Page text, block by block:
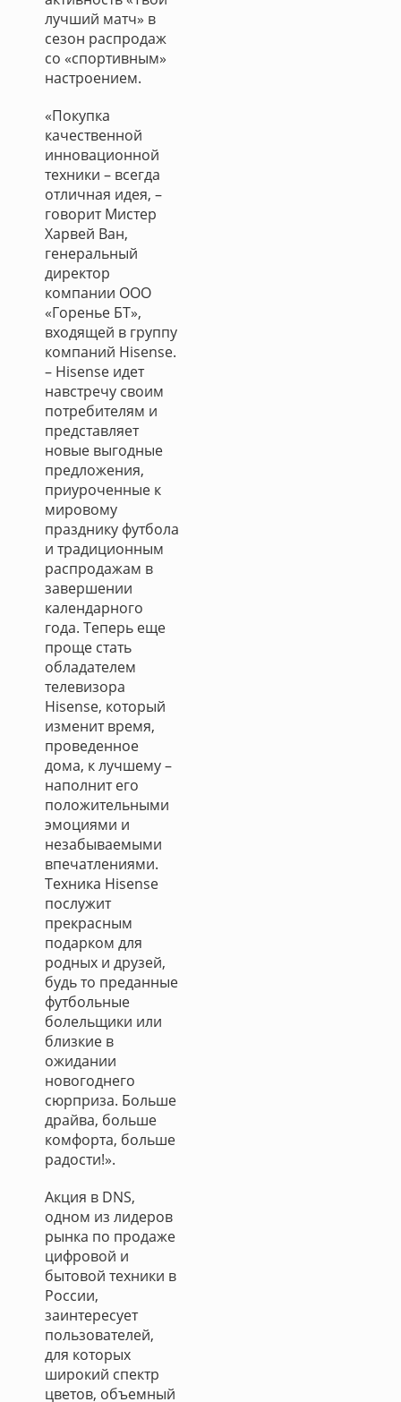
лучший матч» в
сезон распродаж
со «спортивным»
настроением.
«Покупка
качественной
инновационной
техники – всегда
отличная идея, –
говорит Мистер
Харвей Ван,
генеральный
директор
компании ООО
«Горенье БТ»,
входящей в группу
компаний Hisense.
– Hisense идет
навстречу своим
потребителям и
представляет
новые выгодные
предложения,
приуроченные к
мировому
празднику футбола
и традиционным
распродажам в
завершении
календарного
года. Теперь еще
проще стать
обладателем
телевизора
Hisense, который
изменит время,
проведенное
дома, к лучшему –
наполнит его
положительными
эмоциями и
незабываемыми
впечатлениями.
Техника Hisense
послужит
прекрасным
подарком для
родных и друзей,
будь то преданные
футбольные
болельщики или
близкие в
ожидании
новогоднего
сюрприза. Больше
драйва, больше
комфорта, больше
радости!».
Акция в DNS,
одном из лидеров
рынка по продаже
цифровой и
бытовой техники в
России,
заинтересует
пользователей,
для которых
широкий спектр
цветов, объемный